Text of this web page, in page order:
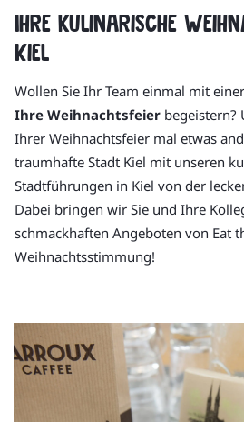
Ihre kulinarische
Kiel
Wollen Sie Ihr Team einmal mit
Ihre Weihnachtsfeier begeistern?
Ihrer Weihnachtsfeier mal etwas
traumhafte Stadt Kiel mit unseren
Stadtführungen in Kiel von der
Dabei bringen wir Sie und Ihre
schmackhaften Angeboten von Eat
Weihnachtsstimmung!